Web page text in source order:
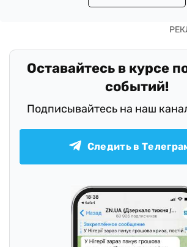
Оставайтесь в курсе
событий!
Подписывайтесь на наш
Следить в